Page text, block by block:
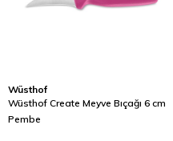
Wüsthof
Wüsthof Create Meyve Bıçağı 6 cm
Pembe